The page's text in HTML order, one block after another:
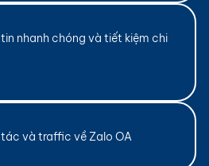
nhanh chóng và tiết kiệm chi
và traffic về Zalo OA